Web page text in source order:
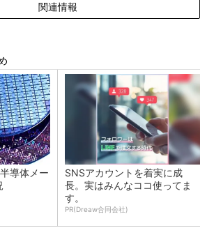
関連情報
導体メー
SNSアカウントを着実に成
長。実はみんなココ使ってま
す。
PR(Dreaw合同会社)